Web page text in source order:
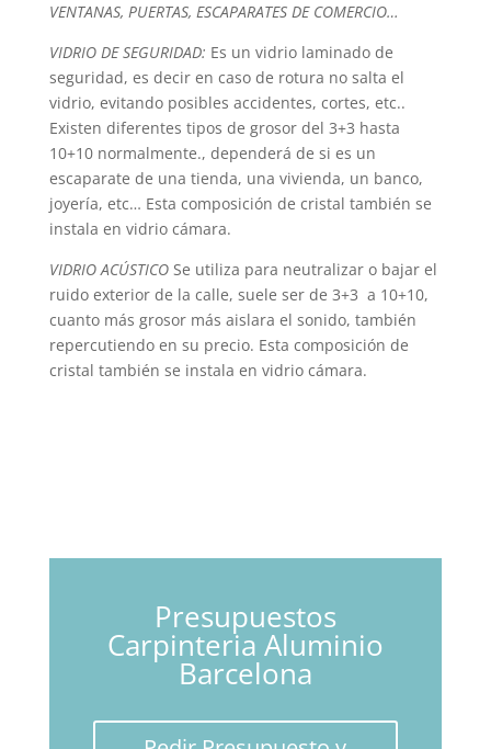
VENTANAS, PUERTAS, ESCAPARATES DE COMERCIO…
VIDRIO DE SEGURIDAD: Es un vidrio laminado de
seguridad, es decir en caso de rotura no salta el
vidrio, evitando posibles accidentes, cortes, etc..
Existen diferentes tipos de grosor del 3+3 hasta
10+10 normalmente., dependerá de si es un
escaparate de una tienda, una vivienda, un banco,
joyería, etc… Esta composición de cristal también se
instala en vidrio cámara.
VIDRIO ACÚSTICOSe utiliza para neutralizar o bajar el
ruido exterior de la calle, suele ser de 3+3 a 10+10,
cuanto más grosor más aislara el sonido, también
repercutiendo en su precio. Esta composición de
cristal también se instala en vidrio cámara.
Presupuestos
Carpinteria Aluminio
Barcelona